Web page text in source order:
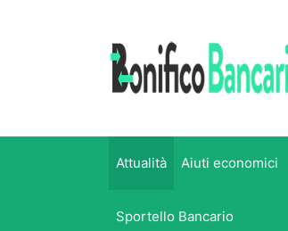
Attualità Aiuti economici
Sportello Bancario